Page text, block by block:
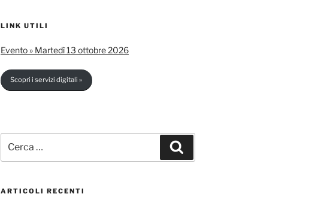
LINK UTILI
Evento » Martedì 13 ottobre 2026
Scopri i servizi digitali »
ARTICOLI RECENTI